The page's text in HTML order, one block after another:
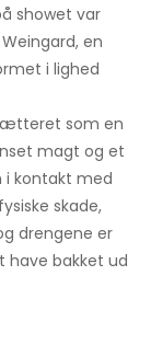
showet var
en
i lighed
som en
magt og et
i kontakt med
skade,
drengene er
have bakket ud